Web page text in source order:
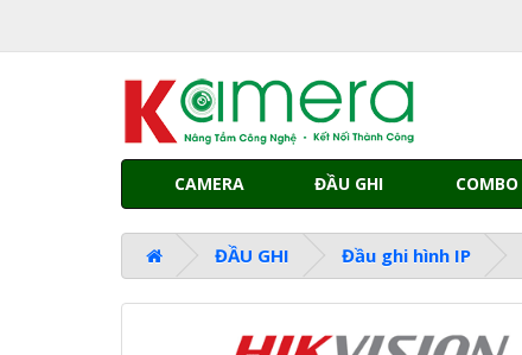
CAMERA ĐẦU GHI COMBO
ĐẦU GHI Đầu ghi hình IP